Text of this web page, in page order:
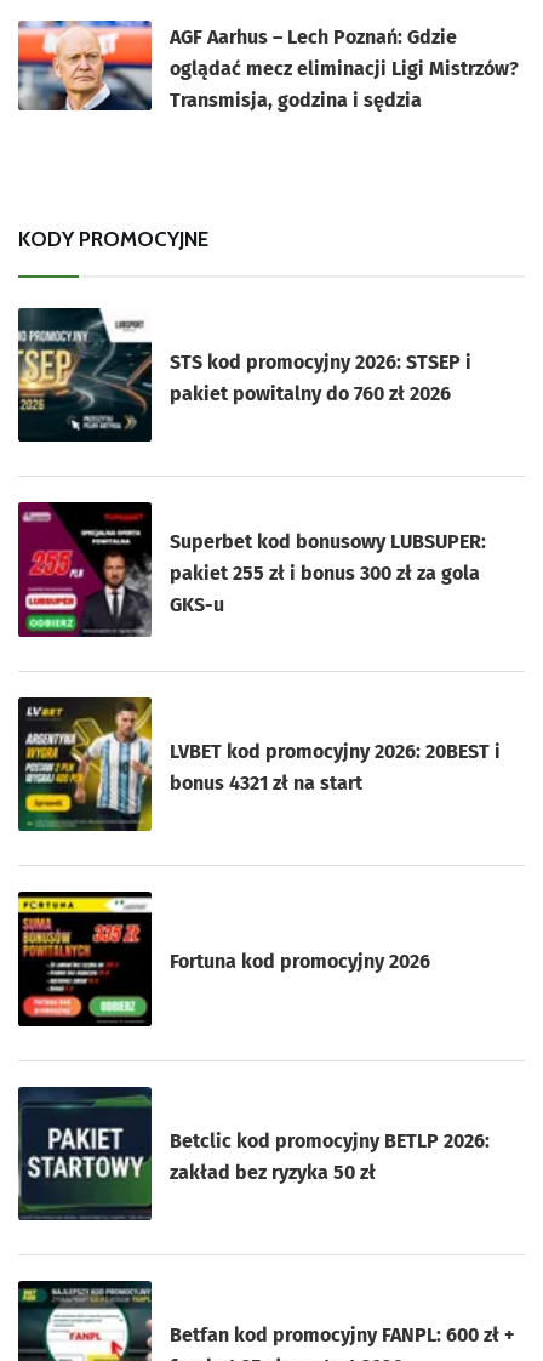
AGF Aarhus – Lech Poznań: Gdzie
oglądać mecz eliminacji Ligi Mistrzów?
Transmisja, godzina i sędzia
KODY PROMOCYJNE
STS kod promocyjny 2026: STSEP i
pakiet powitalny do 760 zł 2026
Superbet kod bonusowy LUBSUPER:
pakiet 255 zł i bonus 300 zł za gola
GKS-u
LVBET kod promocyjny 2026: 20BEST i
bonus 4321 zł na start
Fortuna kod promocyjny 2026
Betclic kod promocyjny BETLP 2026:
zakład bez ryzyka 50 zł
Betfan kod promocyjny FANPL: 600 zł +